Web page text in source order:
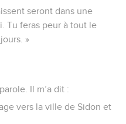
seront dans une
Tu feras peur à tout le
»
Il m’a dit :
vers la ville de Sidon et